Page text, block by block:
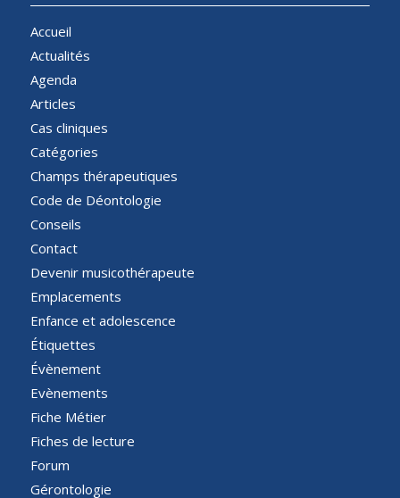
Accueil
Actualités
Agenda
Articles
Cas cliniques
Catégories
Champs thérapeutiques
Code de Déontologie
Conseils
Contact
Devenir musicothérapeute
Emplacements
Enfance et adolescence
Étiquettes
Évènement
Evènements
Fiche Métier
Fiches de lecture
Forum
Gérontologie